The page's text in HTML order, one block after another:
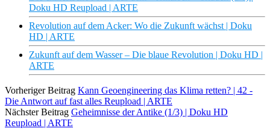
Doku HD Reupload | ARTE
Revolution auf dem Acker: Wo die Zukunft wächst | Doku
HD | ARTE
Zukunft auf dem Wasser – Die blaue Revolution | Doku HD |
ARTE
Vorheriger Beitrag Kann Geoengineering das Klima retten? | 42 -
Die Antwort auf fast alles Reupload | ARTE
Nächster Beitrag Geheimnisse der Antike (1/3) | Doku HD
Reupload | ARTE